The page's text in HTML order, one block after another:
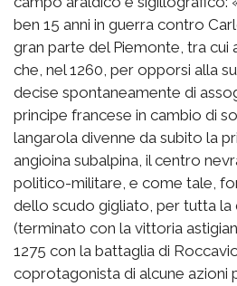
ben 15 anni in guerra contro
gran parte del Piemonte, tra cui
che, nel 1260, per opporsi alla
decise spontaneamente di
principe francese in cambio di
langarola divenne da subito la
angioina subalpina, il centro
politico-militare, e come tale,
dello scudo gigliato, per tutta
(terminato con la vittoria
1275 con la battaglia di
coprotagonista di alcune azioni